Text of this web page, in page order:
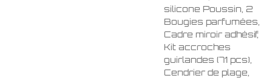
silicone Poussin, 2
Bougies parfumées,
Cadre miroir adhésif,
Kit accroches
guirlandes (71 pcs),
Cendrier de plage,